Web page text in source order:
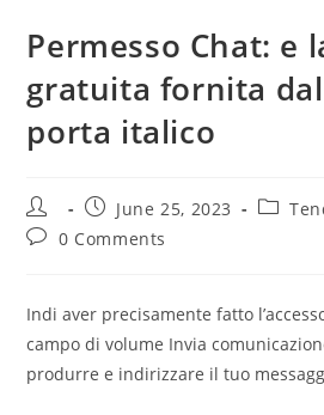
Permesso Chat: e
gratuita fornita
porta italico
Post
author:
Post
published:
June 25, 2023
Post
Post0 Comments
Indi aver precisamente fatto
campo di volume Invia
produrre e indirizzare il tuo